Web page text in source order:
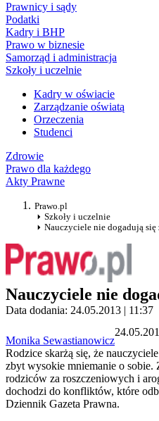
Prawnicy i sądy
Podatki
Kadry i BHP
Prawo w biznesie
Samorząd i administracja
Szkoły i uczelnie
Kadry w oświacie
Zarządzanie oświatą
Orzeczenia
Studenci
Zdrowie
Prawo dla każdego
Akty Prawne
Prawo.pl
Szkoły i uczelnie
Nauczyciele nie dogadują
Nauczyciele nie
Data dodania: 24.05.2013 | 11:37
Monika Sewastianowicz
Rodzice skarżą się, że
zbyt wysokie mniemanie o sobie.
rodziców za roszczeniowych i
dochodzi do konfliktów, które
Dziennik Gazeta Prawna.